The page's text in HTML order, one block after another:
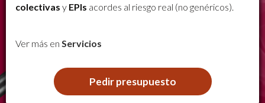
colectivas y EPIs acordes al riesgo real (no genéricos).
Ver más en Servicios
Pedir presupuesto